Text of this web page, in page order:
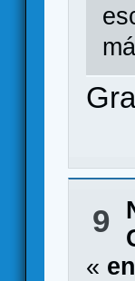
9
«